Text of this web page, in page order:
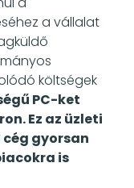
a vállalat
költségek
PC-ket
Ez az üzleti
gyorsan
is